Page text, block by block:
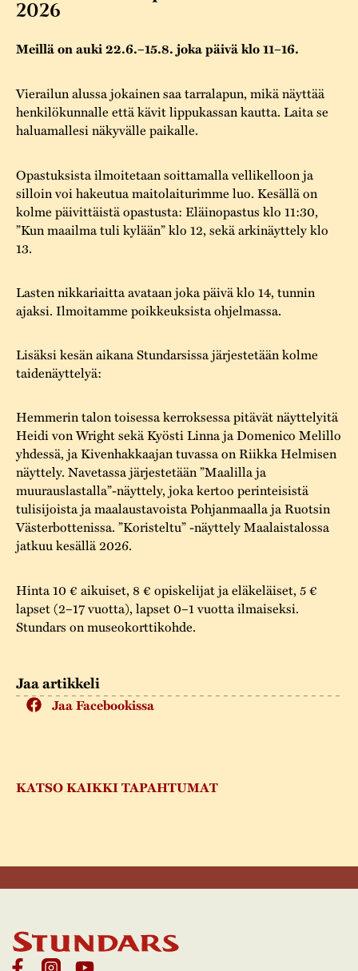
Saavutettavuus
Turvallisuus
Rakennusperintö
Museokokoelmat
Käsityö
Projektit
Markkinat
Vuosikertomukset
Vuoden Gunnar
Jaa artikkeli
Jaa Facebookissa
KATSO KAIKKI TAPAHTUMAT
2026
Meillä on auki 22.6.–15.8. joka päivä klo 11–16.
Vierailun alussa jokainen saa tarralapun, mikä näyttää
henkilökunnalle että kävit lippukassan kautta. Laita se
haluamallesi näkyvälle paikalle.
Opastuksista ilmoitetaan soittamalla vellikelloon ja
silloin voi hakeutua maitolaiturimme luo. Kesällä on
kolme päivittäistä opastusta: Eläinopastus klo 11:30,
”Kun maailma tuli kylään” klo 12, sekä arkinäyttely klo
13.
Lasten nikkariaitta avataan joka päivä klo 14, tunnin
ajaksi. Ilmoitamme poikkeuksista ohjelmassa.
Lisäksi kesän aikana Stundarsissa järjestetään kolme
taidenäyttelyä:
Hemmerin talon toisessa kerroksessa pitävät näyttelyitä
Heidi von Wright sekä Kyösti Linna ja Domenico Melillo
yhdessä, ja Kivenhakkaajan tuvassa on Riikka Helmisen
näyttely. Navetassa järjestetään ”Maalilla ja
muurauslastalla”-näyttely, joka kertoo perinteisistä
tulisijoista ja maalaustavoista Pohjanmaalla ja Ruotsin
Västerbottenissa. ”Koristeltu” -näyttely Maalaistalossa
jatkuu kesällä 2026.
Hinta 10 € aikuiset, 8 € opiskelijat ja eläkeläiset, 5 €
lapset (2–17 vuotta), lapset 0–1 vuotta ilmaiseksi.
Stundars on museokorttikohde.